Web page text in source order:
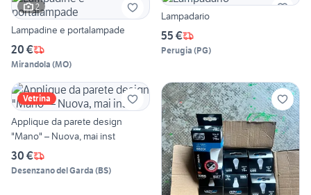
2
Lampadine e portalampade
20 €
Mirandola (MO)
Lampadario
55 €
Perugia (PG)
Vetrina
Applique da parete design
"Mano" – Nuova, mai inst
30 €
Desenzano del Garda (BS)